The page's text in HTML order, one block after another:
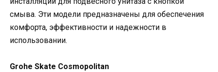
смыва. Эти модели предназначены для обеспечения
комфорта, эффективности и надежности в
использовании.
Grohe Skate Cosmopolitan